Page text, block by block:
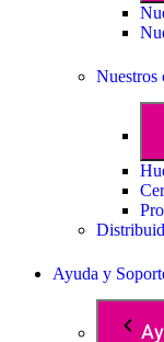
Nuestros
Ayuda y